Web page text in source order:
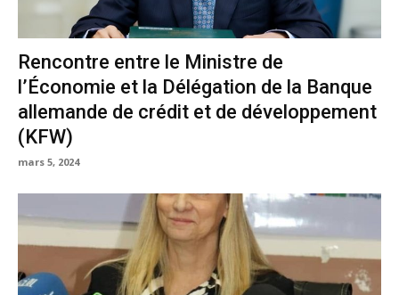
Rencontre entre le Ministre de
l’Économie et la Délégation de la Banque
allemande de crédit et de développement
(KFW)
mars 5, 2024